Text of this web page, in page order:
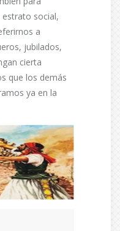
social,
a
jubilados,
cierta
que los demás
ya en la